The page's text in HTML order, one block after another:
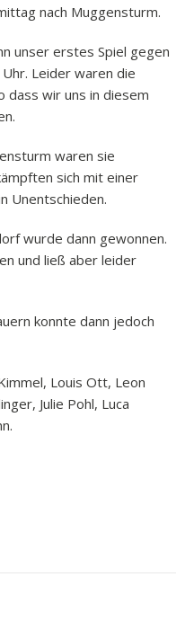
nach Muggensturm.
unser erstes Spiel gegen
Leider waren die
dass wir uns in diesem
waren sie
sich mit einer
Unentschieden.
wurde dann gewonnen.
und ließ aber leider
konnte dann jedoch
Louis Ott, Leon
Julie Pohl, Luca